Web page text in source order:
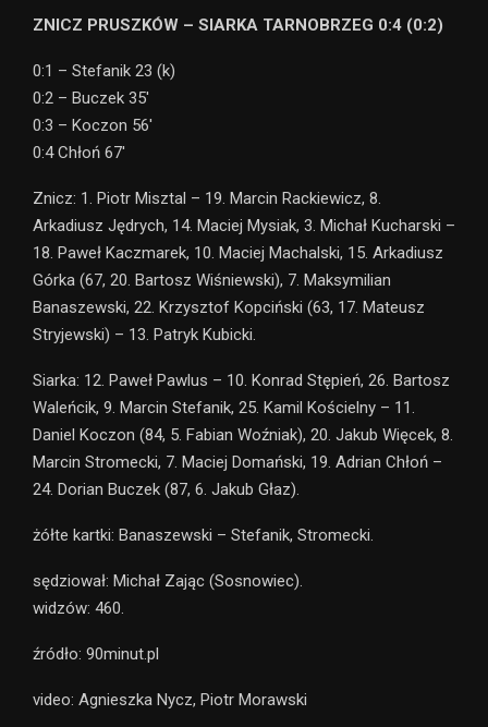
ZNICZ PRUSZKÓW – SIARKA TARNOBRZEG 0:4 (0:2)
0:1 – Stefanik 23 (k)
0:2 – Buczek 35′
0:3 – Koczon 56′
0:4 Chłoń 67′
Znicz: 1. Piotr Misztal – 19. Marcin Rackiewicz, 8.
Arkadiusz Jędrych, 14. Maciej Mysiak, 3. Michał Kucharski –
18. Paweł Kaczmarek, 10. Maciej Machalski, 15. Arkadiusz
Górka (67, 20. Bartosz Wiśniewski), 7. Maksymilian
Banaszewski, 22. Krzysztof Kopciński (63, 17. Mateusz
Stryjewski) – 13. Patryk Kubicki.
Siarka: 12. Paweł Pawlus – 10. Konrad Stępień, 26. Bartosz
Waleńcik, 9. Marcin Stefanik, 25. Kamil Kościelny – 11.
Daniel Koczon (84, 5. Fabian Woźniak), 20. Jakub Więcek, 8.
Marcin Stromecki, 7. Maciej Domański, 19. Adrian Chłoń –
24. Dorian Buczek (87, 6. Jakub Głaz).
żółte kartki: Banaszewski – Stefanik, Stromecki.
sędziował: Michał Zając (Sosnowiec).
widzów: 460.
źródło: 90minut.pl
video: Agnieszka Nycz, Piotr Morawski